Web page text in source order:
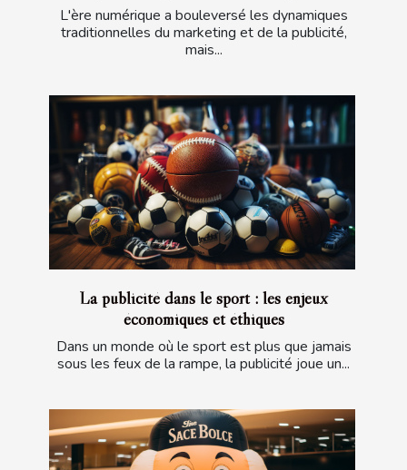
L'ère numérique a bouleversé les dynamiques
traditionnelles du marketing et de la publicité,
mais...
La publicité dans le sport : les enjeux
économiques et éthiques
Dans un monde où le sport est plus que jamais
sous les feux de la rampe, la publicité joue un...